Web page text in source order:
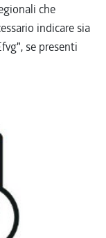
che
indicare sia
se presenti